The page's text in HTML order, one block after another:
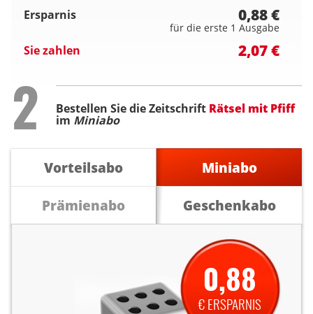
Ersparnis 0,88 €
für die erste 1 Ausgabe
Sie zahlen 2,07 €
Step
2 Bestellen Sie die Zeitschrift Rätsel mit Pfiff
im Miniabo
Vorteilsabo
Miniabo
Prämienabo
Geschenkabo
0,88
€ ERSPARNIS